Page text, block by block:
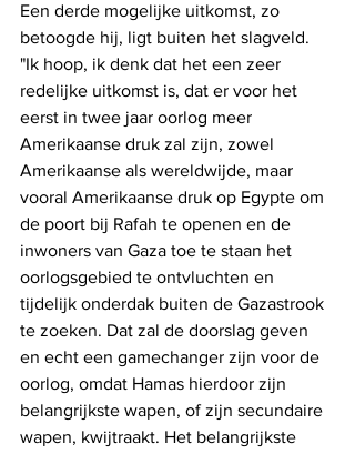
Een derde mogelijke uitkomst, zo
betoogde hij, ligt buiten het slagveld.
"Ik hoop, ik denk dat het een zeer
redelijke uitkomst is, dat er voor het
eerst in twee jaar oorlog meer
Amerikaanse druk zal zijn, zowel
Amerikaanse als wereldwijde, maar
vooral Amerikaanse druk op Egypte om
de poort bij Rafah te openen en de
inwoners van Gaza toe te staan ​​het
oorlogsgebied te ontvluchten en
tijdelijk onderdak buiten de Gazastrook
te zoeken. Dat zal de doorslag geven
en echt een gamechanger zijn voor de
oorlog, omdat Hamas hierdoor zijn
belangrijkste wapen, of zijn secundaire
wapen, kwijtraakt. Het belangrijkste